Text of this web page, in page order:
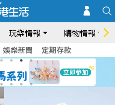
玩樂情報 購物情報
娛樂新聞 定期存款